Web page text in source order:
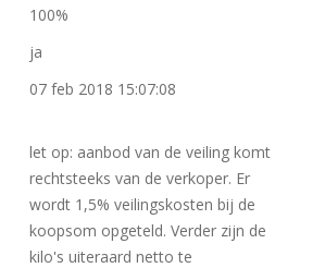
100%
ja
07 feb 2018 15:07:08
let op: aanbod van de veiling komt
rechtsteeks van de verkoper. Er
wordt 1,5% veilingskosten bij de
koopsom opgeteld. Verder zijn de
kilo's uiteraard netto te